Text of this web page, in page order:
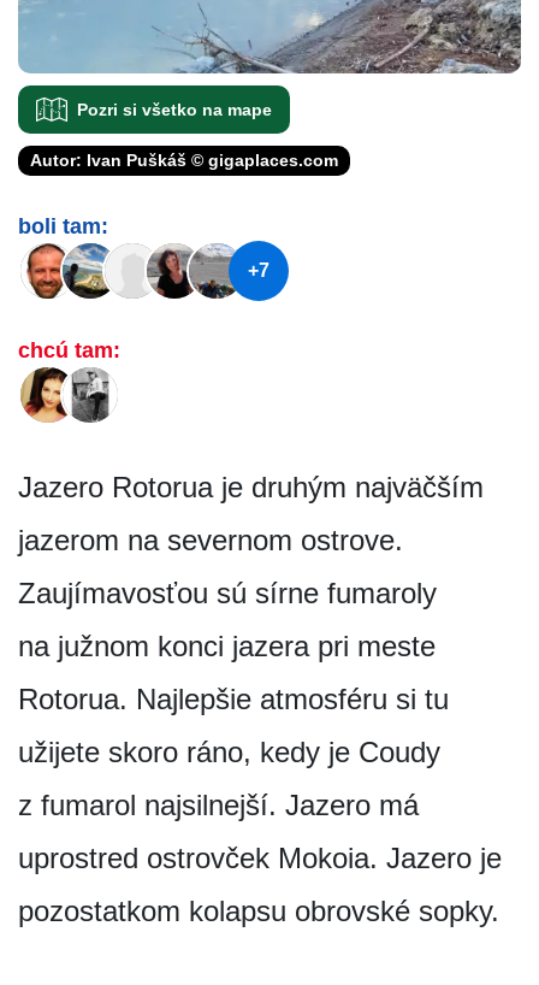
Pozri si všetko na mape
Autor: Ivan Puškáš © gigaplaces.com
boli tam:
+7
chcú tam:
Jazero Rotorua je druhým najväčším
jazerom na severnom ostrove.
Zaujímavosťou sú sírne fumaroly
na južnom konci jazera pri meste
Rotorua. Najlepšie atmosféru si tu
užijete skoro ráno, kedy je Coudy
z fumarol najsilnejší. Jazero má
uprostred ostrovček Mokoia. Jazero je
pozostatkom kolapsu obrovské sopky.